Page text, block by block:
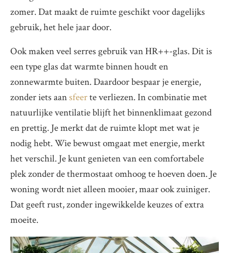
zomer. Dat maakt de ruimte geschikt voor dagelijks
gebruik, het hele jaar door.
Ook maken veel serres gebruik van HR++-glas. Dit is
een type glas dat warmte binnen houdt en
zonnewarmte buiten. Daardoor bespaar je energie,
zonder iets aansfeerte verliezen. In combinatie met
natuurlijke ventilatie blijft het binnenklimaat gezond
en prettig. Je merkt dat de ruimte klopt met wat je
nodig hebt. Wie bewust omgaat met energie, merkt
het verschil. Je kunt genieten van een comfortabele
plek zonder de thermostaat omhoog te hoeven doen. Je
woning wordt niet alleen mooier, maar ook zuiniger.
Dat geeft rust, zonder ingewikkelde keuzes of extra
moeite.